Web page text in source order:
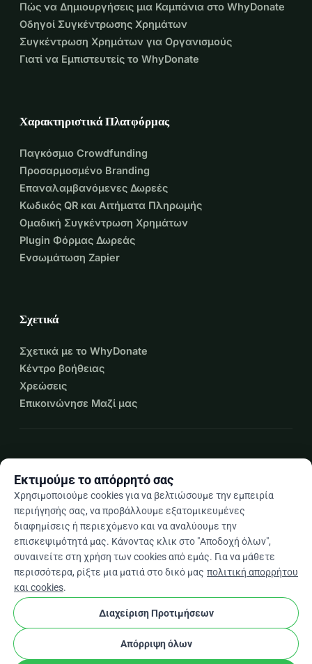
Πώς να Δημιουργήσεις μια Καμπάνια στο WhyDonate
Οδηγοί Συγκέντρωσης Χρημάτων
Συγκέντρωση Χρημάτων για Οργανισμούς
Γιατί να Εμπιστευτείς το WhyDonate
Χαρακτηριστικά Πλατφόρμας
Παγκόσμιο Crowdfunding
Προσαρμοσμένο Branding
Επαναλαμβανόμενες Δωρεές
Κωδικός QR και Αιτήματα Πληρωμής
Ομαδική Συγκέντρωση Χρημάτων
Plugin Φόρμας Δωρεάς
Ενσωμάτωση Zapier
Σχετικά
Σχετικά με το WhyDonate
Κέντρο βοήθειας
Χρεώσεις
Επικοινώνησε Μαζί μας
Elarrow_drop_down
★★★★★4,9 / 5 βάσει 500+ κριτικών
© 2012–2026
Όροι και προϋποθέσειςcookieΡυθμίσεις Cookies
Κατασκευασμένο στην Ευρώπη
Εκτιμούμε το απόρρητό σας
Χρησιμοποιούμε cookies για να βελτιώσουμε την εμπειρία
περιήγησής σας, να προβάλλουμε εξατομικευμένες
διαφημίσεις ή περιεχόμενο και να αναλύουμε την
επισκεψιμότητά μας. Κάνοντας κλικ στο "Αποδοχή όλων",
συναινείτε στη χρήση των cookies από εμάς. Για να μάθετε
περισσότερα, ρίξτε μια ματιά στο δικό μας πολιτική απορρήτου
και cookies.
Διαχείριση Προτιμήσεων
Απόρριψη όλων